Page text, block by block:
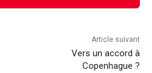
Article suivant
Vers un accord à
Copenhague ?